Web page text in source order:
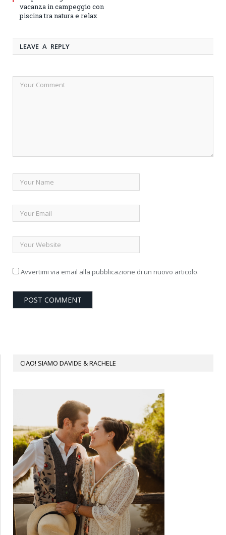
vacanza in campeggio con
piscina tra natura e relax
LEAVE A REPLY
Avvertimi via email alla pubblicazione di un nuovo articolo.
CIAO! SIAMO DAVIDE & RACHELE